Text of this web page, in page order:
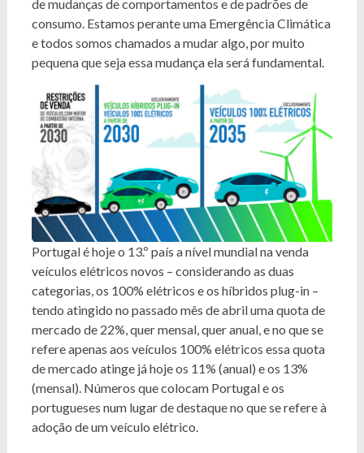
de mudanças de comportamentos e de padrões de
consumo. Estamos perante uma Emergência Climática
e todos somos chamados a mudar algo, por muito
pequena que seja essa mudança ela será fundamental.
Portugal é hoje o 13.º país a nível mundial na venda
veículos elétricos novos – considerando as duas
categorias, os 100% elétricos e os híbridos plug-in –
tendo atingido no passado mês de abril uma quota de
mercado de 22%, quer mensal, quer anual, e no que se
refere apenas aos veículos 100% elétricos essa quota
de mercado atinge já hoje os 11% (anual) e os 13%
(mensal). Números que colocam Portugal e os
portugueses num lugar de destaque no que se refere à
adoção de um veículo elétrico.